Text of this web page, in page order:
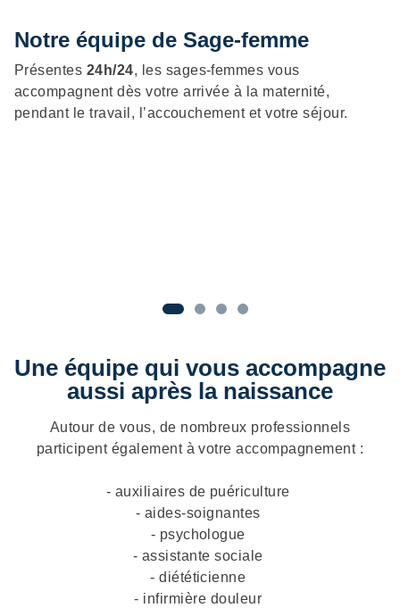
Notre équipe de Sage-femme
Présentes 24h/24, les sages-femmes vous
accompagnent dès votre arrivée à la maternité,
pendant le travail, l’accouchement et votre séjour.
Une équipe qui vous accompagne
aussi après la naissance
Autour de vous, de nombreux professionnels
participent également à votre accompagnement :
- auxiliaires de puériculture
- aides-soignantes
- psychologue
- assistante sociale
-diététicienne
- infirmière douleur